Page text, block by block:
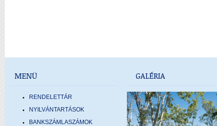
MENÜ
RENDELETTÁR
NYILVÁNTARTÁSOK
BANKSZÁMLASZÁMOK
GALÉRIA